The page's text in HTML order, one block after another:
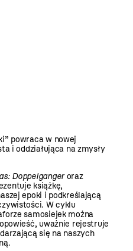
powraca w nowej
i oddziałująca na zmysły
Doppelgangeroraz
książkę,
epoki i podkreślającą
W cyklu
samosiejek można
uważnie rejestruje
się na naszych